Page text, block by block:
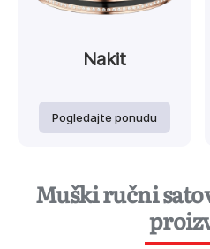
Nakit
Pogledajte ponudu
Muški ručni